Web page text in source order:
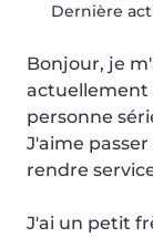
Dernière
Bonjour, je
actuellement
personne
J'aime
rendre
J'ai un petit